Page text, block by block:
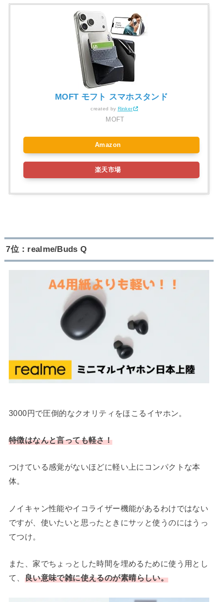
MOFT モフト スマホスタンド
created by Rinker
MOFT
Amazon
楽天市場
7位：realme/Buds Q
3000円で圧倒的なクオリティをほこるイヤホン。
特徴はなんと言っても軽さ！
つけている感覚がないほどに軽い上にコンパクトな本
体。
ノイキャン性能やイコライザー機能があるわけではない
ですが、使いたいと思ったときにサッと使うのにはうっ
てつけ。
また、家でちょっとした時間を埋めるために使う用とし
て、 良い意味で雑に使えるのが素晴らしい。